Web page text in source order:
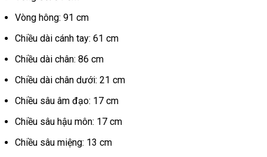
Vòng hông: 91 cm
Chiều dài cánh tay: 61 cm
Chiều dài chân: 86 cm
Chiều dài chân dưới: 21 cm
Chiều sâu âm đạo: 17 cm
Chiều sâu hậu môn: 17 cm
Chiều sâu miệng: 13 cm